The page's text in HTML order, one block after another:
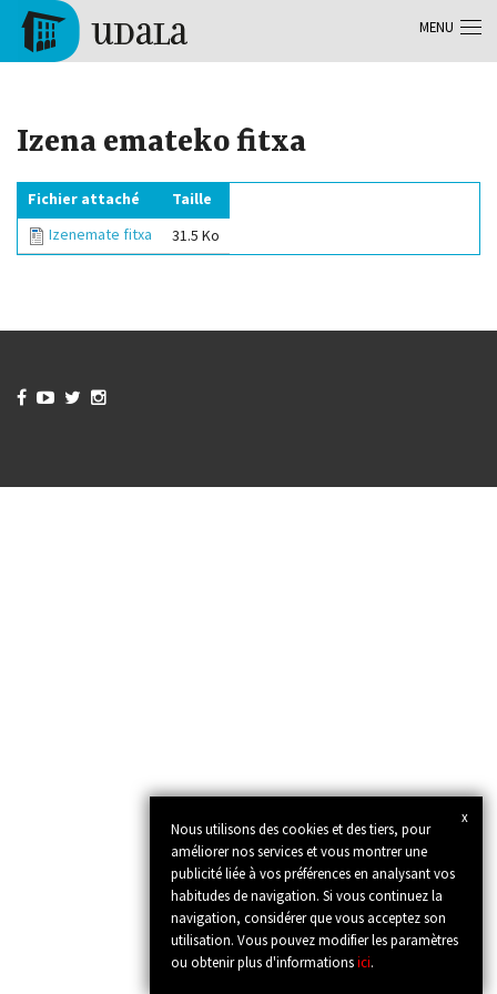
Aller au contenu principal
Izena emateko fitxa
Fichier attaché
Taille
Izenemate fitxa
31.5 Ko
x
Nous utilisons des cookies et des tiers, pour
améliorer nos services et vous montrer une
publicité liée à vos préférences en analysant vos
habitudes de navigation. Si vous continuez la
navigation, considérer que vous acceptez son
utilisation. Vous pouvez modifier les paramètres
ou obtenir plus d'informationsici.
   
MENU